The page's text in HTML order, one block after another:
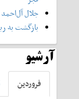
جلال
بازگشت به
آرشیو
فروردين